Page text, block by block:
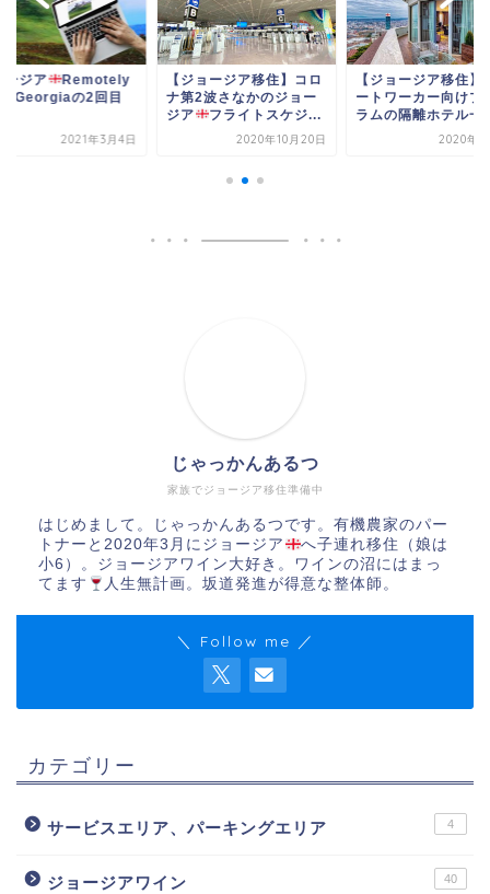
ージア
Remotely
Georgiaの2回目
2021年3月4日
【ジョージア移住】コロ
ナ第2波さなかのジョー
ジア
フライトスケジ...
2020年10月20日
【ジョージア移住】
ートワーカー向けプ
ラムの隔離ホテル一
2020年9
家族でジョージア移住準備中
じゃっかんあるつ
はじめまして。じゃっかんあるつです。有機農家のパー
トナーと2020年3月にジョージア
へ子連れ移住（娘は
小6）。ジョージアワイン大好き。ワインの沼にはまっ
てます
人生無計画。坂道発進が得意な整体師。
＼ Follow me ／
カテゴリー
サービスエリア、パーキングエリア 4
ジョージアワイン 40